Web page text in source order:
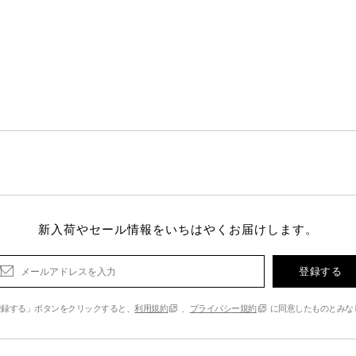
新入荷やセール情報をいちはやくお届けします。
登録する
する」ボタンをクリックすると、利用規約 プライバシー規約 に同意したものとみな